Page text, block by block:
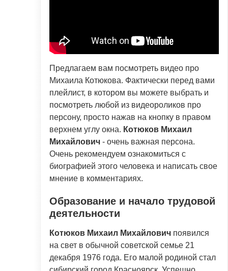
Предлагаем вам посмотреть видео про
Михаила Котюкова. Фактически перед вами
плейлист, в котором вы можете выбрать и
посмотреть любой из видеороликов про
персону, просто нажав на кнопку в правом
верхнем углу окна. Котюков Михаил
Михайлович - очень важная персона.
Очень рекомендуем ознакомиться с
биографией этого человека и написать свое
мнение в комментариях.
Образование и начало трудовой
деятельности
Котюков Михаил Михайлович появился
на свет в обычной советской семье 21
декабря 1976 года. Его малой родиной стал